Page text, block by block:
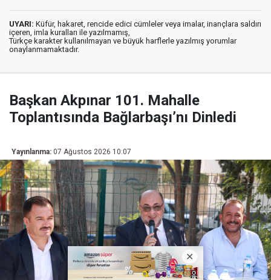
UYARI: Küfür, hakaret, rencide edici cümleler veya imalar, inançlara saldırı
içeren, imla kuralları ile yazılmamış,
Türkçe karakter kullanılmayan ve büyük harflerle yazılmış yorumlar
onaylanmamaktadır.
Başkan Akpınar 101. Mahalle
Toplantısında Bağlarbaşı’nı Dinledi
Yayınlanma: 07 Ağustos 2026 10:07